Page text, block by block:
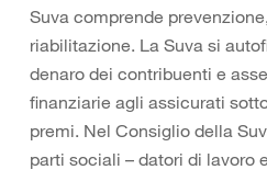
Suva comprende
riabilitazione. La Suva si
denaro dei contribuenti e
finanziarie agli assicurati
premi. Nel Consiglio della
parti sociali – datori di lavoro